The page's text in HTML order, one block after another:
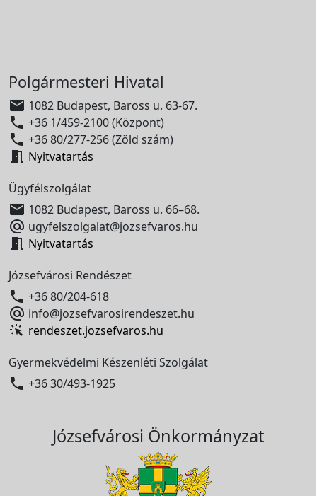
Polgármesteri Hivatal
 1082 Budapest, Baross u. 63-67.
 +36 1/459-2100 (Központ)
 +36 80/277-256 (Zöld szám)
 Nyitvatartás
Ügyfélszolgálat
 1082 Budapest, Baross u. 66–68.
 ugyfelszolgalat@jozsefvaros.hu
 Nyitvatartás
Józsefvárosi Rendészet
 +36 80/204-618
 info@jozsefvarosirendeszet.hu
rendeszet.jozsefvaros.hu
Gyermekvédelmi Készenléti Szolgálat
 +36 30/493-1925
Józsefvárosi Önkormányzat